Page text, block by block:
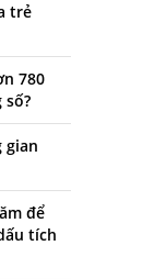
trẻ
780
gian
để
tích